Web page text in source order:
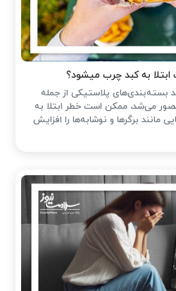
به کبد چرب میشود؟
بسته‌بندی‌های پلاستیکی از جمله
می‌شد، ممکن است خطر ابتلا به
برگرها و نوشابه‌ها را افزایش